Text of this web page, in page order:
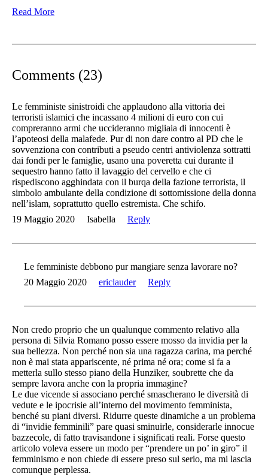
Read More
Comments (23)
Le femministe sinistroidi che applaudono alla vittoria dei
terroristi islamici che incassano 4 milioni di euro con cui
compreranno armi che uccideranno migliaia di innocenti è
l’apoteosi della malafede. Pur di non dare contro al PD che le
sovvenziona con contributi a pseudo centri antiviolenza sottratti
dai fondi per le famiglie, usano una poveretta cui durante il
sequestro hanno fatto il lavaggio del cervello e che ci
rispediscono agghindata con il burqa della fazione terrorista, il
simbolo ambulante della condizione di sottomissione della donna
nell’islam, soprattutto quello estremista. Che schifo.
19 Maggio 2020
Isabella Reply
Le femministe debbono pur mangiare senza lavorare no?
20 Maggio 2020
ericlauder Reply
Non credo proprio che un qualunque commento relativo alla
persona di Silvia Romano posso essere mosso da invidia per la
sua bellezza. Non perché non sia una ragazza carina, ma perché
non è mai stata appariscente, né prima né ora; come si fa a
metterla sullo stesso piano della Hunziker, soubrette che da
sempre lavora anche con la propria immagine?
Le due vicende si associano perché smascherano le diversità di
vedute e le ipocrisie all’interno del movimento femminista,
benché su piani diversi. Ridurre queste dinamiche a un problema
di “invidie femminili” pare quasi sminuirle, considerarle innocue
bazzecole, di fatto travisandone i significati reali. Forse questo
articolo voleva essere un modo per “prendere un po’ in giro” il
femminismo e non chiede di essere preso sul serio, ma mi lascia
comunque perplessa.